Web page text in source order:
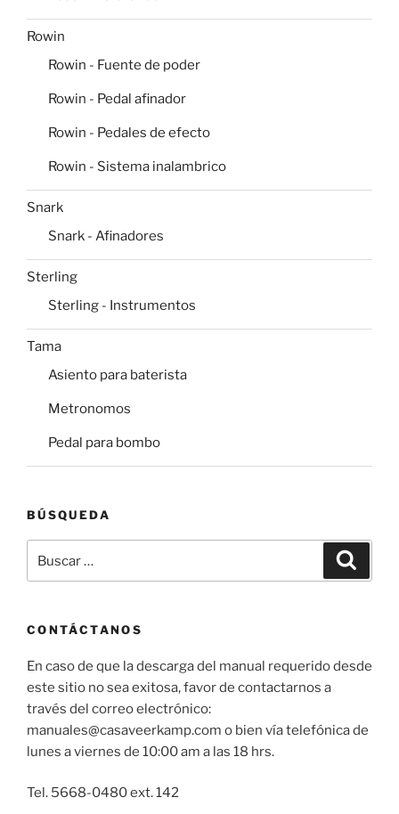
Rowin
Rowin - Fuente de poder
Rowin - Pedal afinador
Rowin - Pedales de efecto
Rowin - Sistema inalambrico
Snark
Snark - Afinadores
Sterling
Sterling - Instrumentos
Tama
Asiento para baterista
Metronomos
Pedal para bombo
BÚSQUEDA
por:
CONTÁCTANOS
En caso de que la descarga del manual requerido desde
este sitio no sea exitosa, favor de contactarnos a
través del correo electrónico:
manuales@casaveerkamp.com o bien vía telefónica de
lunes a viernes de 10:00 am a las 18 hrs.
Tel. 5668-0480 ext. 142